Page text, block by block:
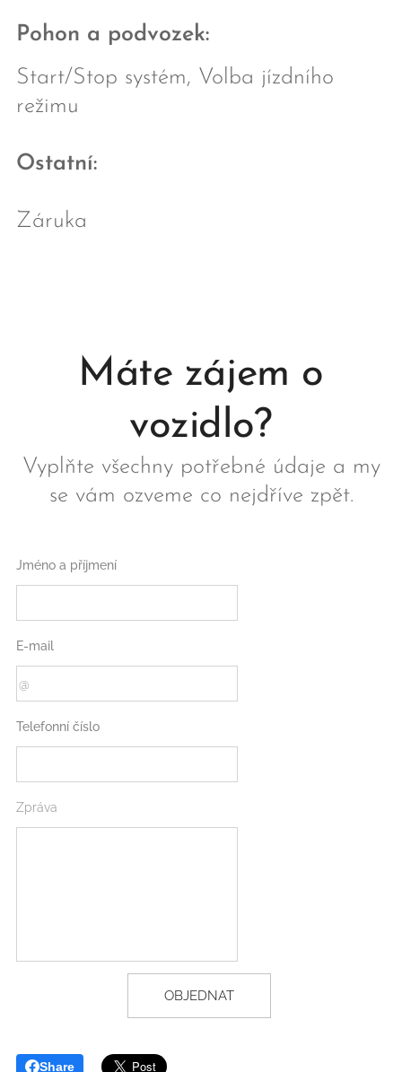
Pohon a podvozek:
Start/Stop systém, Volba jízdního
režimu
Ostatní:
Záruka
Máte zájem o
vozidlo?
Vyplňte všechny potřebné údaje a my
se vám ozveme co nejdříve zpět.
Jméno a příjmení
E-mail
Telefonní číslo
Zpráva
OBJEDNAT
Share